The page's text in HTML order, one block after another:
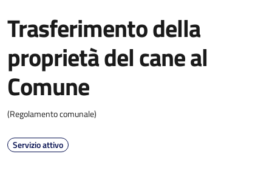
Trasferimento della
proprietà del cane al
Comune
(Regolamento comunale)
Servizio attivo